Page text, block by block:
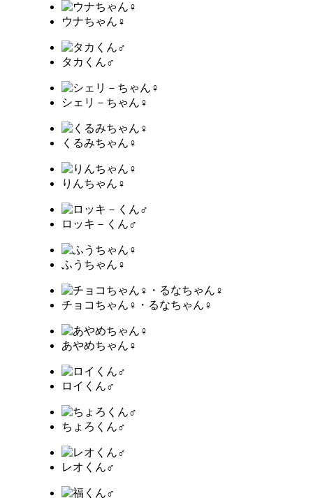
ウナちゃん♀
タカくん♂
シェリ－ちゃん♀
くるみちゃん♀
りんちゃん♀
ロッキ－くん♂
ふうちゃん♀
チョコちゃん♀・るなちゃん♀
あやめちゃん♀
ロイくん♂
ちょろくん♂
レオくん♂